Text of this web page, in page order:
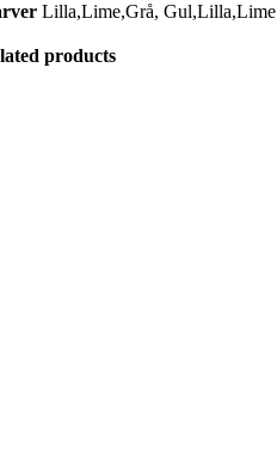
Lilla,Lime,Grå, Gul,Lilla,Lime
products